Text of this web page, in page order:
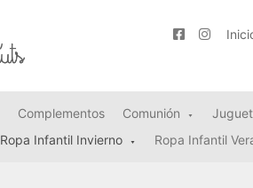
Complementos Comunión
Ropa Infantil Invierno
Ropa Infantil